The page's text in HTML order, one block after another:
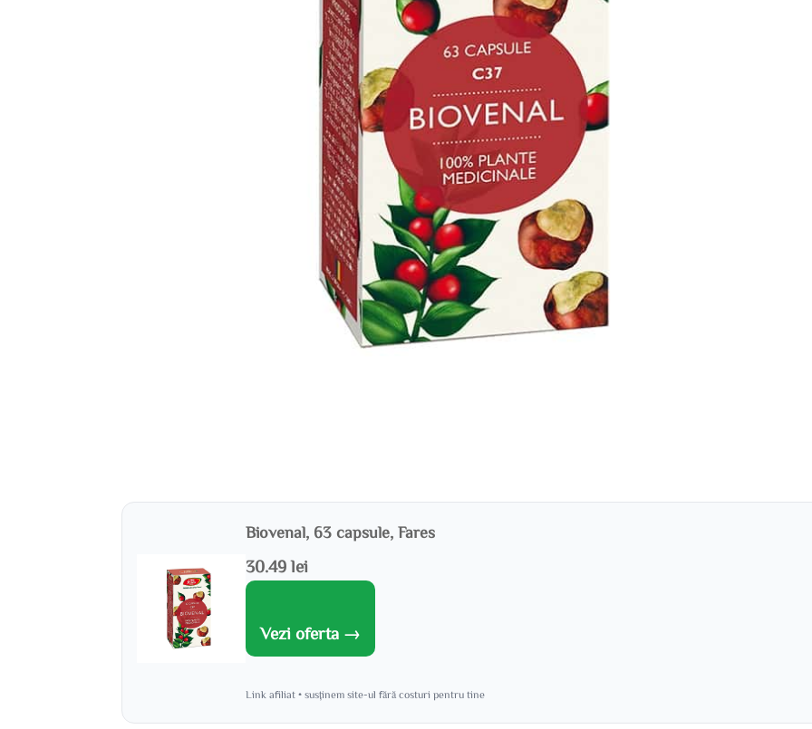
Biovenal, 63 capsule, Fares
30.49 lei
Vezi oferta →
Link afiliat • susținem site-ul fără costuri pentru tine